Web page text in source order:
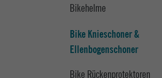
Bikehelme
Bike Knieschoner &
Ellenbogenschoner
Bike Rückenprotektoren